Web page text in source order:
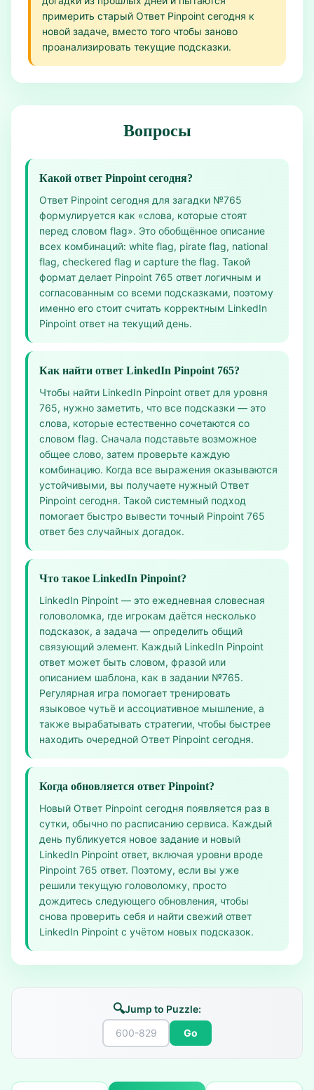
примерить старый Ответ Pinpoint сегодня к
новой задаче, вместо того чтобы заново
проанализировать текущие подсказки.
Вопросы
Какой ответ Pinpoint сегодня?
Ответ Pinpoint сегодня для загадки №765
формулируется как «слова, которые стоят
перед словом flag». Это обобщённое описание
всех комбинаций: white flag, pirate flag, national
flag, checkered flag и capture the flag. Такой
формат делает Pinpoint 765 ответ логичным и
согласованным со всеми подсказками, поэтому
именно его стоит считать корректным LinkedIn
Pinpoint ответ на текущий день.
Как найти ответ LinkedIn Pinpoint 765?
Чтобы найти LinkedIn Pinpoint ответ для уровня
765, нужно заметить, что все подсказки — это
слова, которые естественно сочетаются со
словом flag. Сначала подставьте возможное
общее слово, затем проверьте каждую
комбинацию. Когда все выражения оказываются
устойчивыми, вы получаете нужный Ответ
Pinpoint сегодня. Такой системный подход
помогает быстро вывести точный Pinpoint 765
ответ без случайных догадок.
Что такое LinkedIn Pinpoint?
LinkedIn Pinpoint — это ежедневная словесная
головоломка, где игрокам даётся несколько
подсказок, а задача — определить общий
связующий элемент. Каждый LinkedIn Pinpoint
ответ может быть словом, фразой или
описанием шаблона, как в задании №765.
Регулярная игра помогает тренировать
языковое чутьё и ассоциативное мышление, а
также вырабатывать стратегии, чтобы быстрее
находить очередной Ответ Pinpoint сегодня.
Когда обновляется ответ Pinpoint?
Новый Ответ Pinpoint сегодня появляется раз в
сутки, обычно по расписанию сервиса. Каждый
день публикуется новое задание и новый
LinkedIn Pinpoint ответ, включая уровни вроде
Pinpoint 765 ответ. Поэтому, если вы уже
решили текущую головоломку, просто
дождитесь следующего обновления, чтобы
снова проверить себя и найти свежий ответ
LinkedIn Pinpoint с учётом новых подсказок.
🔍Jump to Puzzle:
Go